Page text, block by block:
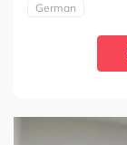
German